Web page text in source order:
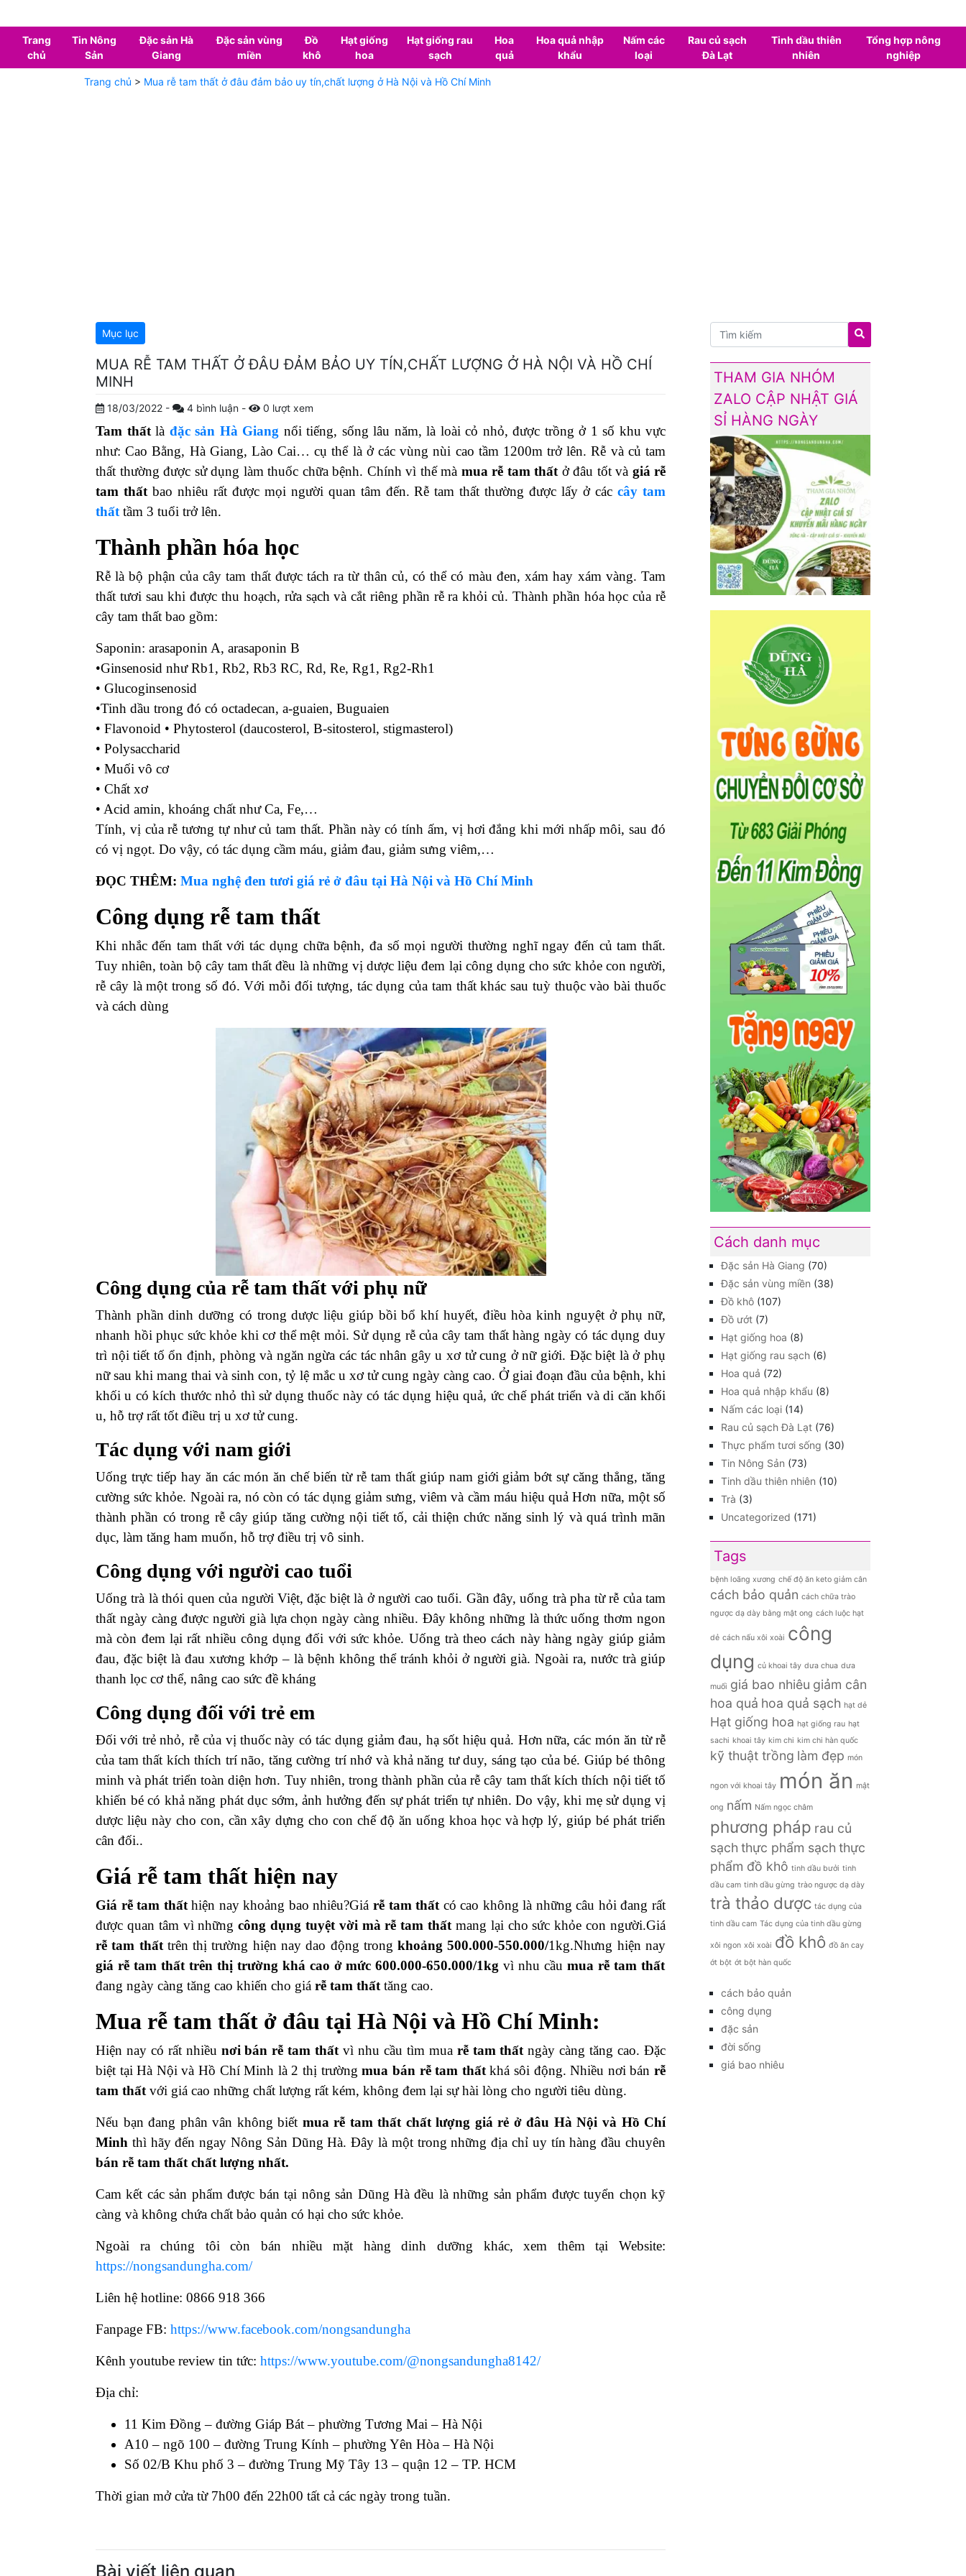
Trang
chủ
Tin Nông
Sản
Đặc sản Hà
Giang
Đặc sản vùng
miền
Đồ
khô
Hạt giống
hoa
Hạt giống rau
sạch
Hoa
quả
Hoa quả nhập
khẩu
Nấm các
loại
Rau củ sạch
Đà Lạt
Tinh dầu thiên
nhiên
Tổng hợp nông
nghiệp
Trang chủ > Mua rễ tam thất ở đâu đảm bảo uy tín,chất lượng ở Hà Nội và Hồ Chí Minh
Mục lục
MUA RỄ TAM THẤT Ở ĐÂU ĐẢM BẢO UY TÍN,CHẤT LƯỢNG Ở HÀ NỘI VÀ HỒ CHÍ
MINH
18/03/2022 - 4 bình luận - 0 lượt xem
Tam thấtlà đặc sản Hà Giang nổi tiếng, sống lâu năm, là loài cỏ nhỏ, được trồng ở 1 số khu vực
như: Cao Bằng, Hà Giang, Lào Cai… cụ thể là ở các vùng nùi cao tầm 1200m trở lên. Rễ và củ tam
thất thường được sử dụng làm thuốc chữa bệnh. Chính vì thế mà mua rễ tam thất ở đâu tốt và giá rễ
tam thấtbao nhiêu rất được mọi người quan tâm đến. Rễ tam thất thường được lấy ở cáccây tam
thất tầm 3 tuổi trở lên.
Thành phần hóa học
Rễ là bộ phận của cây tam thất được tách ra từ thân củ, có thể có màu đen, xám hay xám vàng. Tam
thất tươi sau khi được thu hoạch, rửa sạch và cắt riêng phần rễ ra khỏi củ. Thành phần hóa học của rễ
cây tam thất bao gồm:
Saponin: arasaponin A, arasaponin B
•Ginsenosid như Rb1, Rb2, Rb3 RC, Rd, Re, Rg1, Rg2-Rh1
• Glucoginsenosid
•Tinh dầu trong đó có octadecan, a-guaien, Buguaien
• Flavonoid • Phytosterol (daucosterol, B-sitosterol, stigmasterol)
• Polysaccharid
• Muối vô cơ
• Chất xơ
• Acid amin, khoáng chất như Ca, Fe,…
Tính, vị của rễ tương tự như củ tam thất. Phần này có tính ấm, vị hơi đắng khi mới nhấp môi, sau đó
có vị ngọt. Do vậy, có tác dụng cầm máu, giảm đau, giảm sưng viêm,…
ĐỌC THÊM: Mua nghệ đen tươi giá rẻ ở đâu tại Hà Nội và Hồ Chí Minh
Công dụng rễ tam thất
Khi nhắc đến tam thất với tác dụng chữa bệnh, đa số mọi người thường nghĩ ngay đến củ tam thất.
Tuy nhiên, toàn bộ cây tam thất đều là những vị dược liệu đem lại công dụng cho sức khỏe con người,
rễ cây là một trong số đó. Với mỗi đối tượng, tác dụng của tam thất khác sau tuỳ thuộc vào bài thuốc
và cách dùng
Công dụng của rễ tam thất với phụ nữ
Thành phần dinh dưỡng có trong dược liệu giúp bồi bổ khí huyết, điều hòa kinh nguyệt ở phụ nữ,
nhanh hồi phục sức khỏe khi cơ thể mệt mỏi. Sử dụng rễ của cây tam thất hàng ngày có tác dụng duy
trì nội tiết tố ổn định, phòng và ngăn ngừa các tác nhân gây u xơ tử cung ở nữ giới. Đặc biệt là ở phụ
nữ sau khi mang thai và sinh con, tỷ lệ mắc u xơ tử cung ngày càng cao. Ở giai đoạn đầu của bệnh, khi
khối u có kích thước nhỏ thì sử dụng thuốc này có tác dụng hiệu quả, ức chế phát triển và di căn khối
u, hỗ trợ rất tốt điều trị u xơ tử cung.
Tác dụng với nam giới
Uống trực tiếp hay ăn các món ăn chế biến từ rễ tam thất giúp nam giới giảm bớt sự căng thẳng, tăng
cường sức khỏe. Ngoài ra, nó còn có tác dụng giảm sưng, viêm và cầm máu hiệu quả Hơn nữa, một số
thành phần có trong rễ cây giúp tăng cường nội tiết tố, cải thiện chức năng sinh lý và quá trình mãn
dục, làm tăng ham muốn, hỗ trợ điều trị vô sinh.
Công dụng với người cao tuổi
Uống trà là thói quen của người Việt, đặc biệt là ở người cao tuổi. Gần đây, uống trà pha từ rễ của tam
thất ngày càng được người già lựa chọn ngày càng nhiều. Đây không những là thức uống thơm ngon
mà còn đem lại rất nhiều công dụng đối với sức khỏe. Uống trà theo cách này hàng ngày giúp giảm
đau, đặc biệt là đau xương khớp – là bệnh không thể tránh khỏi ở người già. Ngoài ra, nước trà giúp
thanh lọc cơ thể, nâng cao sức đề kháng
Công dụng đối với trẻ em
Đối với trẻ nhỏ, rễ của vị thuốc này có tác dụng giảm đau, hạ sốt hiệu quả. Hơn nữa, các món ăn từ rễ
của tam thất kích thích trí não, tăng cường trí nhớ và khả năng tư duy, sáng tạo của bé. Giúp bé thông
minh và phát triển toàn diện hơn. Tuy nhiên, trong thành phần của rễ cây tam thất kích thích nội tiết tố
khiến bé có khả năng phát dục sớm, ảnh hưởng đến sự phát triển tự nhiên. Do vậy, khi mẹ sử dụng vị
dược liệu này cho con, cần xây dựng cho con chế độ ăn uống khoa học và hợp lý, giúp bé phát triển
cân đối..
Giá rễ tam thất hiện nay
Giá rễ tam thấthiện nay khoảng bao nhiêu?Giá rễ tam thất có cao không là những câu hỏi đang rất
được quan tâm vì những công dụng tuyệt vời màrễ tam thất mang lại cho sức khỏe con người.Giá
rễ tam thấttrên thị trường hiện nay dao động trongkhoảng 500.000-550.000/1kg.Nhưng hiện nay
giá rễ tam thấttrên thị trường khá cao ở mức 600.000-650.000/1kg vì nhu cầumuarễ tam thất
đang ngày càng tăng cao khiến cho giá rễ tam thất tăng cao.
Mua rễ tam thất ở đâu tại Hà Nội và Hồ Chí Minh:
Hiện nay có rất nhiều nơi bánrễ tam thất vì nhu cầu tìm mua rễ tam thất ngày càng tăng cao. Đặc
biệt tại Hà Nội và Hồ Chí Minh là 2 thị trườngmua bán rễ tam thấtkhá sôi động. Nhiều nơi bánrễ
tam thất với giá cao những chất lượng rất kém, không đem lại sự hài lòng cho người tiêu dùng.
Nếu bạn đang phân vân không biết muarễ tam thất chất lượng giá rẻ ở đâu Hà Nội và Hồ Chí
Minh thì hãy đến ngay Nông Sản Dũng Hà. Đây là một trong những địa chỉ uy tín hàng đầu chuyên
bán rễ tam thất chất lượng nhất.
Cam kết các sản phẩm được bán tại nông sản Dũng Hà đều là những sản phẩm được tuyển chọn kỹ
càng và không chứa chất bảo quản có hại cho sức khỏe.
Ngoài ra chúng tôi còn bán nhiều mặt hàng dinh dưỡng khác, xem thêm tại Website:
https://nongsandungha.com/
Liên hệ hotline: 0866 918 366
Fanpage FB: https://www.facebook.com/nongsandungha
Kênh youtube review tin tức: https://www.youtube.com/@nongsandungha8142/
Địa chỉ:
11 Kim Đồng – đường Giáp Bát – phường Tương Mai – Hà Nội
A10 – ngõ 100 – đường Trung Kính – phường Yên Hòa – Hà Nội
Số 02/B Khu phố 3 – đường Trung Mỹ Tây 13 – quận 12 – TP. HCM
Thời gian mở cửa từ 7h00 đến 22h00 tất cả các ngày trong tuần.
Bài viết liên quan
THAM GIA NHÓM
ZALO CẬP NHẬT GIÁ
SỈ HÀNG NGÀY
Cách danh mục
Đặc sản Hà Giang (70)
Đặc sản vùng miền (38)
Đồ khô (107)
Đồ ướt (7)
Hạt giống hoa (8)
Hạt giống rau sạch (6)
Hoa quả (72)
Hoa quả nhập khẩu (8)
Nấm các loại (14)
Rau củ sạch Đà Lạt (76)
Thực phẩm tươi sống (30)
Tin Nông Sản (73)
Tinh dầu thiên nhiên (10)
Trà (3)
Uncategorized (171)
Tags
bệnh loãng xương chế độ ăn keto giảm cân
cách bảo quản cách chữa trào
ngược dạ dày bằng mật ong cách luộc hạt
dẻ cách nấu xôi xoài công
dụng củ khoai tây dưa chua dưa
muối giá bao nhiêu giảm cân
hoa quả hoa quả sạch hạt dẻ
Hạt giống hoa hạt giống rau hạt
sachi khoai tây kim chi kim chi hàn quốc
kỹ thuật trồng làm đẹp món
ngon với khoai tây món ăn mật
ong nấm Nấm ngọc châm
phương pháp rau củ
sạch thực phẩm sạch thực
phẩm đồ khô tinh dầu bưởi tinh
dầu cam tinh dầu gừng trào ngược dạ dày
trà thảo dược tác dụng của
tinh dầu cam Tác dụng của tinh dầu gừng
xôi ngon xôi xoài đồ khô đồ ăn cay
ớt bột ớt bột hàn quốc
cách bảo quản
công dụng
đặc sản
đời sống
giá bao nhiêu